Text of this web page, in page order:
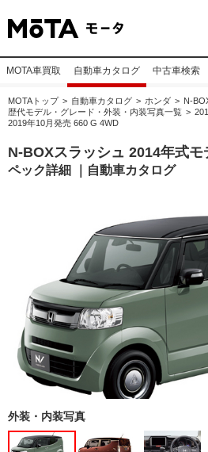
MOTA車買取 自動車カタログ 中古車検索
MOTAトップ 自動車カタログ ホンダ
N-
歴代モデル・グレード・外装・内装写真一覧
2019年10月発売 660 G 4WD
N-BOXスラッシュ 2014年式
ペック詳細 ｜自動車カタログ
外装・内装写真